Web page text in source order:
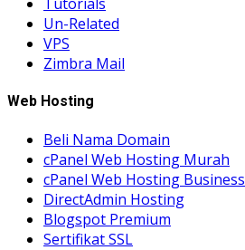
Un-Related
VPS
Zimbra Mail
Web Hosting
Beli Nama Domain
cPanel Web Hosting Murah
cPanel Web Hosting Business
DirectAdmin Hosting
Blogspot Premium
Sertifikat SSL